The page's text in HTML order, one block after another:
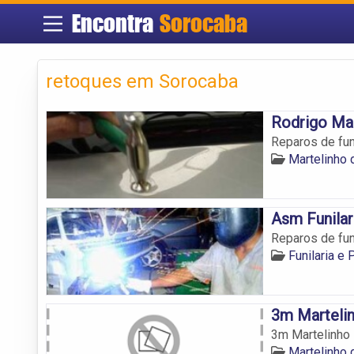
Encontra Sorocaba
retoques em Sorocaba
Rodrigo
Reparos de
Martelinho
Asm
Reparos de
Funilaria e
3m
3m Martelinho